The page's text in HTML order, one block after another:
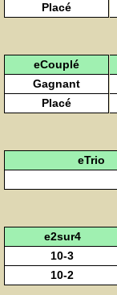
Placé
eCouplé
Gagnant
Placé
eTrio
e2sur4
10-3
10-2